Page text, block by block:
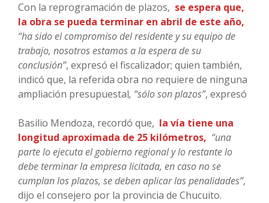
Con la reprogramación de plazos, se espera que,
la obra se pueda terminar en abril de este año,
“ha sido el compromiso del residente y su equipo de
trabajo, nosotros estamos a la espera de su
conclusión”, expresó el fiscalizador; quien también,
indicó que, la referida obra no requiere de ninguna
ampliación presupuestal, “sólo son plazos”, expresó
Basilio Mendoza, recordó que, la vía tiene una
longitud aproximada de 25 kilómetros, “una
parte lo ejecuta el gobierno regional y lo restante lo
debe terminar la empresa licitada, en caso no se
cumplan los plazos, se deben aplicar las penalidades”,
dijo el consejero por la provincia de Chucuito.